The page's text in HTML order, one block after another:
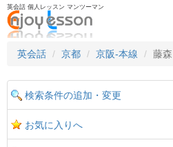
英会話 個人レッスン マンツーマン
英会話
京都 京阪-本線 藤森
検索条件の追加・変更
お気に入りへ